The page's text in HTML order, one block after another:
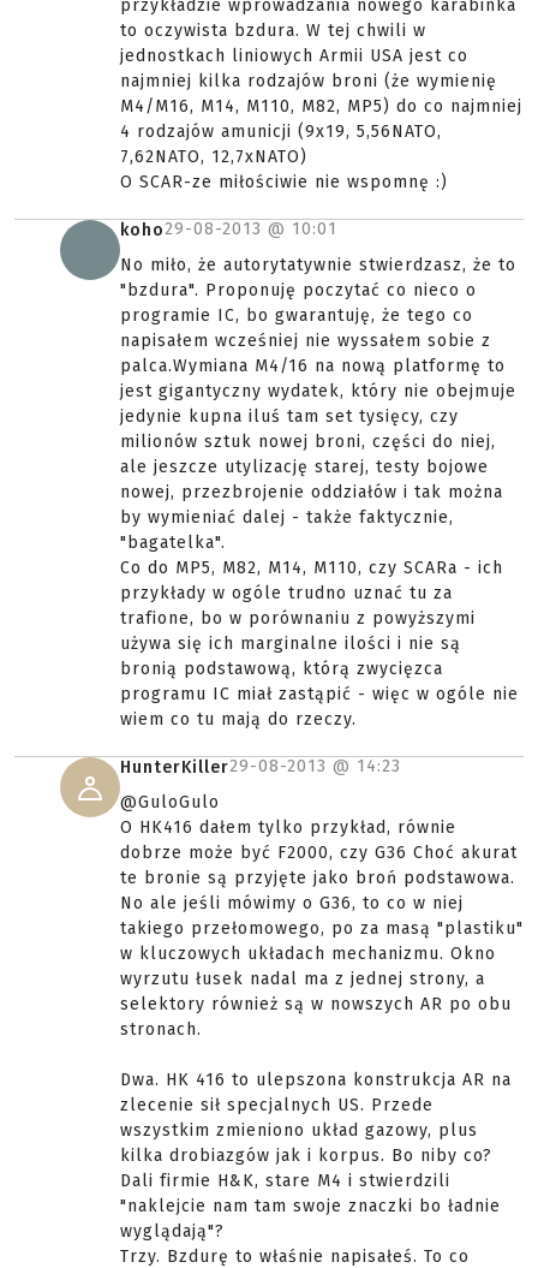
przykładzie wprowadzania nowego karabinka
to oczywista bzdura. W tej chwili w
jednostkach liniowych Armii USA jest co
najmniej kilka rodzajów broni (że wymienię
M4/M16, M14, M110, M82, MP5) do co najmniej
4 rodzajów amunicji (9x19, 5,56NATO,
7,62NATO, 12,7xNATO)
O SCAR-ze miłościwie nie wspomnę :)
koho29-08-2013 @ 10:01
No miło, że autorytatywnie stwierdzasz, że to
"bzdura". Proponuję poczytać co nieco o
programie IC, bo gwarantuję, że tego co
napisałem wcześniej nie wyssałem sobie z
palca.Wymiana M4/16 na nową platformę to
jest gigantyczny wydatek, który nie obejmuje
jedynie kupna iluś tam set tysięcy, czy
milionów sztuk nowej broni, części do niej,
ale jeszcze utylizację starej, testy bojowe
nowej, przezbrojenie oddziałów i tak można
by wymieniać dalej - także faktycznie,
"bagatelka".
Co do MP5, M82, M14, M110, czy SCARa - ich
przykłady w ogóle trudno uznać tu za
trafione, bo w porównaniu z powyższymi
używa się ich marginalne ilości i nie są
bronią podstawową, którą zwycięzca
programu IC miał zastąpić - więc w ogóle nie
wiem co tu mają do rzeczy.
HunterKiller29-08-2013 @ 14:23
@GuloGulo
O HK416 dałem tylko przykład, równie
dobrze może być F2000, czy G36 Choć akurat
te bronie są przyjęte jako broń podstawowa.
No ale jeśli mówimy o G36, to co w niej
takiego przełomowego, po za masą "plastiku"
w kluczowych układach mechanizmu. Okno
wyrzutu łusek nadal ma z jednej strony, a
selektory również są w nowszych AR po obu
stronach.
Dwa. HK 416 to ulepszona konstrukcja AR na
zlecenie sił specjalnych US. Przede
wszystkim zmieniono układ gazowy, plus
kilka drobiazgów jak i korpus. Bo niby co?
Dali firmie H&K, stare M4 i stwierdzili
"naklejcie nam tam swoje znaczki bo ładnie
wyglądają"?
Trzy. Bzdurę to właśnie napisałeś. To co